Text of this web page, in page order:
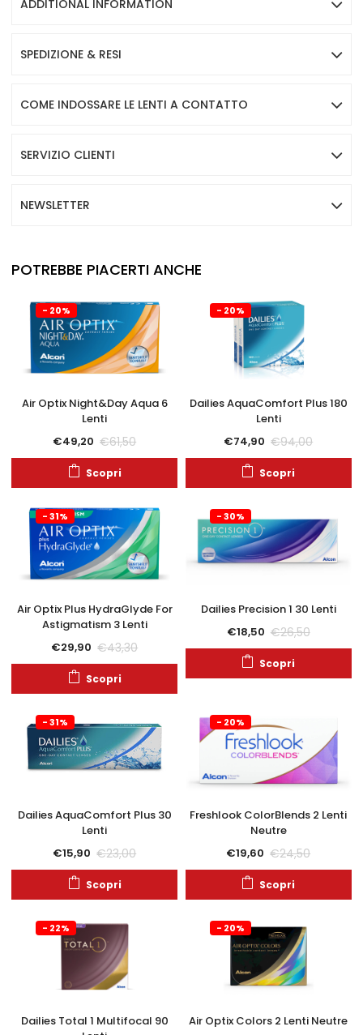
ADDITIONAL INFORMATION
SPEDIZIONE & RESI
COME INDOSSARE LE LENTI A CONTATTO
SERVIZIO CLIENTI
NEWSLETTER
POTREBBE PIACERTI ANCHE
- 20%
Air Optix Night&Day Aqua 6
Lenti
€49,20 €61,50
Scopri
- 20%
Dailies AquaComfort Plus 180
Lenti
€74,90 €94,00
Scopri
- 31%
Air Optix Plus HydraGlyde For
Astigmatism 3 Lenti
€29,90 €43,30
Scopri
- 30%
Dailies Precision 1 30 Lenti
€18,50 €26,50
Scopri
- 31%
Dailies AquaComfort Plus 30
Lenti
€15,90 €23,00
Scopri
- 20%
Freshlook ColorBlends 2 Lenti
Neutre
€19,60 €24,50
Scopri
- 22%
Dailies Total 1 Multifocal 90
- 20%
Air Optix Colors 2 Lenti Neutre